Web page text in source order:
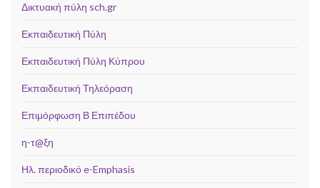
Δικτυακή πύλη sch.gr
Εκπαιδευτική Πύλη
Εκπαιδευτική Πύλη Κύπρου
Εκπαιδευτική Τηλεόραση
Επιμόρφωση Β Επιπέδου
η-τ@ξη
Ηλ. περιοδικό e-Emphasis